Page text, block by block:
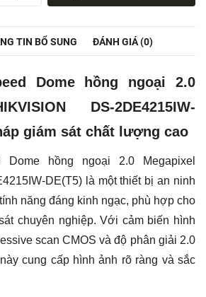
TIN BỔ SUNG ĐÁNH GIÁ (0)
Dome hồng ngoại 2.0
DS-2DE4215IW-
giám sát chất lượng cao
Dome hồng ngoại 2.0 Megapixel
DE(T5) là một thiết bị an ninh
năng đáng kinh ngạc, phù hợp cho
chuyên nghiệp. Với cảm biến hình
scan CMOS và độ phân giải 2.0
cung cấp hình ảnh rõ ràng và sắc